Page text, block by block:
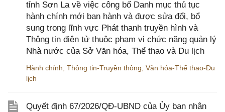
tỉnh Sơn La về việc công bố Danh mục thủ tục
hành chính mới ban hành và được sửa đổi, bổ
sung trong lĩnh vực Phát thanh truyền hình và
Thông tin điện tử thuộc phạm vi chức năng quản lý
Nhà nước của Sở Văn hóa, Thể thao và Du lịch
Hành chính, Thông tin-Truyền thông, Văn hóa-Thể thao-Du
lịch
Quyết định 67/2026/QĐ-UBND của Ủy ban nhân